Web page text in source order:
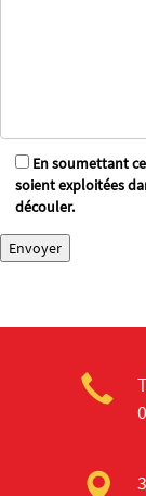
En soumettant
soient exploitées
découler.